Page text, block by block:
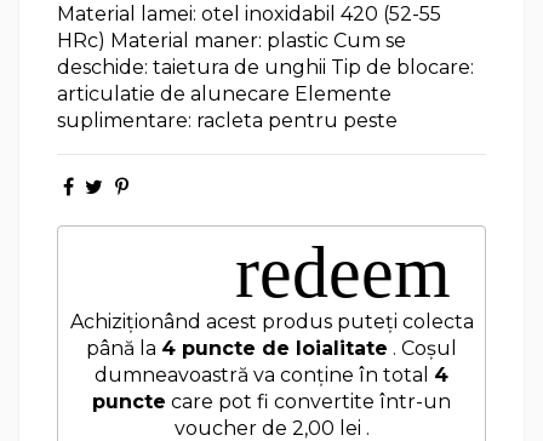
Material lamei: otel inoxidabil 420 (52-55
HRc) Material maner: plastic Cum se
deschide: taietura de unghii Tip de blocare:
articulatie de alunecare Elemente
suplimentare: racleta pentru peste
redeem
Achiziționând acest produs puteți colecta
până la 4 puncte de loialitate . Coșul
dumneavoastră va conține în total 4
puncte care pot fi convertite într-un
voucher de 2,00 lei .